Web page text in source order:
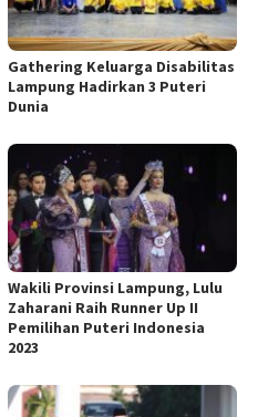
Gathering Keluarga Disabilitas
Lampung Hadirkan 3 Puteri
Dunia
Wakili Provinsi Lampung, Lulu
Zaharani Raih Runner Up II
Pemilihan Puteri Indonesia
2023